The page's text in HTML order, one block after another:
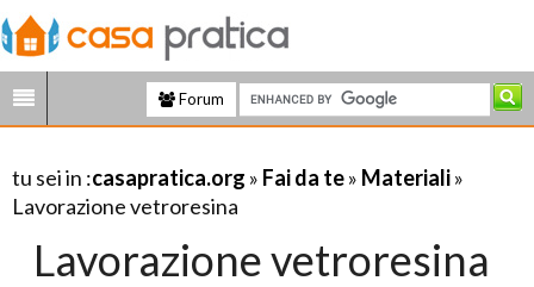
Forum
tu sei in :casapratica.org » Fai da te» Materiali»
Lavorazione vetroresina
Lavorazione vetroresina